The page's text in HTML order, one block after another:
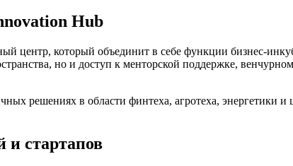
Hub
который объединит в себе функции бизнес-
но и доступ к менторской поддержке,
решениях в области финтеха, агротеха,
и стартапов